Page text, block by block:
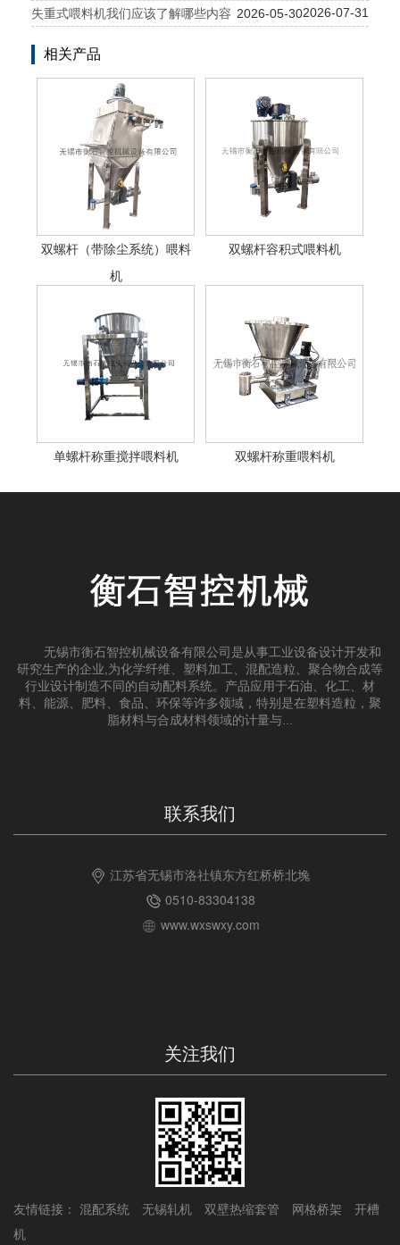
2026-07-31
失重式喂料机我们应该了解哪些内容 2026-05-30
相关产品
双螺杆（带除尘系统）喂料
机
双螺杆容积式喂料机
单螺杆称重搅拌喂料机 双螺杆称重喂料机
无锡市衡石智控机械设备有限公司是从事工业设备设计开发和
研究生产的企业,为化学纤维、塑料加工、混配造粒、聚合物合成等
行业设计制造不同的自动配料系统。产品应用于石油、化工、材
料、能源、肥料、食品、环保等许多领域，特别是在塑料造粒，聚
脂材料与合成材料领域的计量与...
联系我们
江苏省无锡市洛社镇东方红桥桥北堍
0510-83304138
www.wxswxy.com
关注我们
友情链接： 混配系统 无锡轧机 双壁热缩套管 网格桥架
开槽
机